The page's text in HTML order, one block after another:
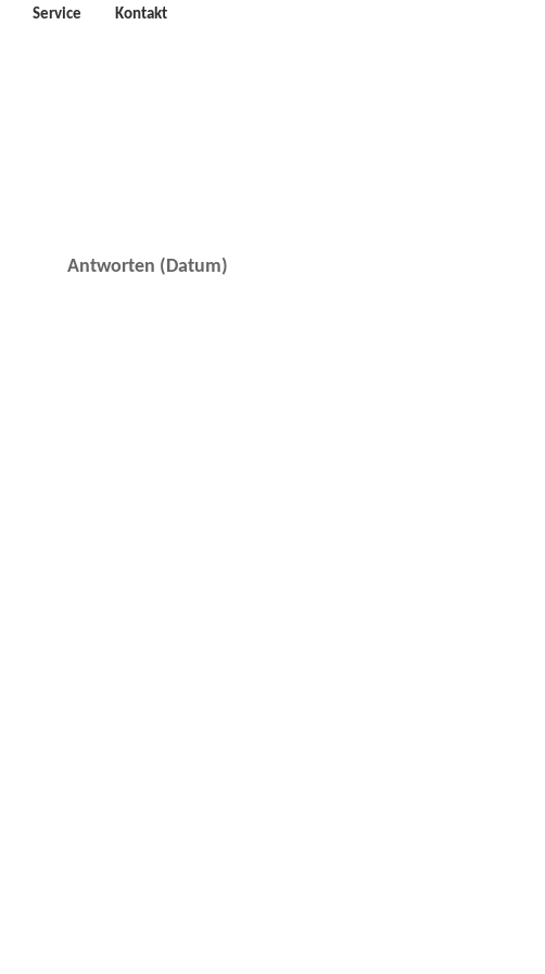
Service Kontakt
Antworten (Datum)